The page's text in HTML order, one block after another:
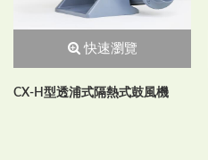
快速瀏覽
CX-H型透浦式隔熱式鼓風機